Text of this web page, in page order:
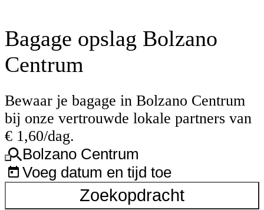
Bagage opslag Bolzano
Centrum
Bewaar je bagage in Bolzano Centrum
bij onze vertrouwde lokale partners van
€ 1,60/dag.
Bolzano Centrum
Voeg datum en tijd toe
Zoekopdracht